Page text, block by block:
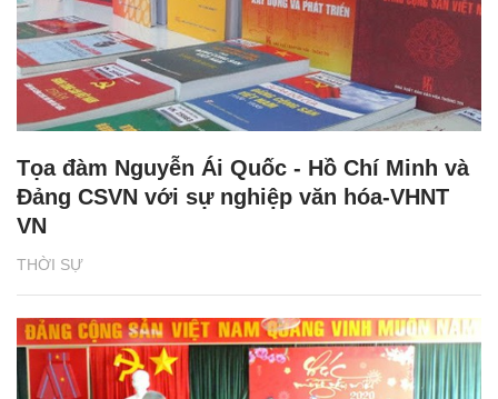
THỜI SỰ
Tọa đàm Nguyễn Ái Quốc - Hồ Chí Minh và
Đảng CSVN với sự nghiệp văn hóa-VHNT
VN